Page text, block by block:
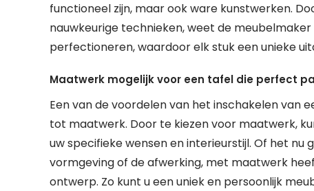
functioneel zijn, maar ook ware kunstwerken.
nauwkeurige technieken, weet de
perfectioneren, waardoor elk stuk een unieke
Maatwerk mogelijk voor een tafel die perfect
Een van de voordelen van het inschakelen van
tot maatwerk. Door te kiezen voor maatwerk,
uw specifieke wensen en interieurstijl. Of het
vormgeving of de afwerking, met maatwerk
ontwerp. Zo kunt u een uniek en persoonlijk